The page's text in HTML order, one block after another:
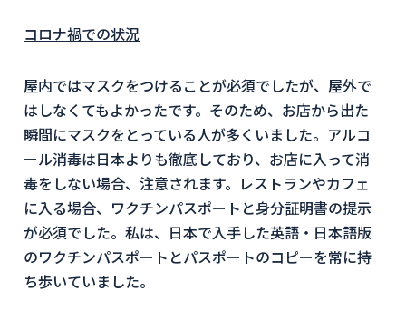
コロナ禍での状況
屋内ではマスクをつけることが必須でしたが、屋外で
はしなくてもよかったです。そのため、お店から出た
瞬間にマスクをとっている人が多くいました。アルコ
ール消毒は日本よりも徹底しており、お店に入って消
毒をしない場合、注意されます。レストランやカフェ
に入る場合、ワクチンパスポートと身分証明書の提示
が必須でした。私は、日本で入手した英語・日本語版
のワクチンパスポートとパスポートのコピーを常に持
ち歩いていました。